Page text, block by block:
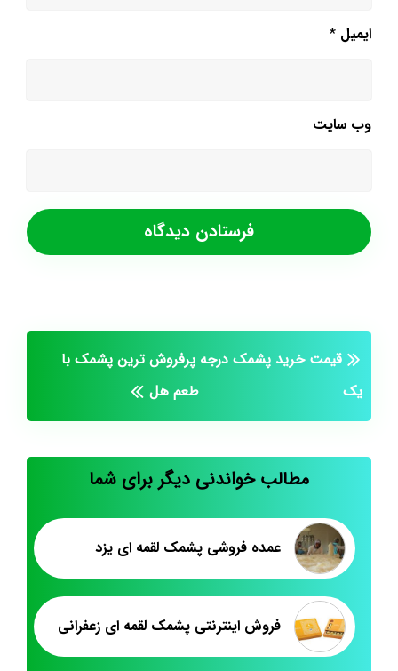
ایمیل *
وب‌ سایت
قیمت خرید پشمک درجه
یک
پرفروش ترین پشمک با
طعم هل
مطالب خواندنی دیگر برای شما
عمده فروشی پشمک لقمه ای یزد
فروش اینترنتی پشمک لقمه ای زعفرانی